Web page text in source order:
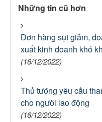
Những tin cũ hơn
Đơn hàng sụt giảm,
xuất kinh doanh khó
(16/12/2022)
Thủ tướng yêu cầu
cho người lao động
(16/12/2022)